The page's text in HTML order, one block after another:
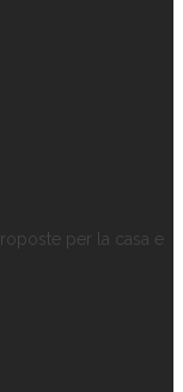
per la casa e